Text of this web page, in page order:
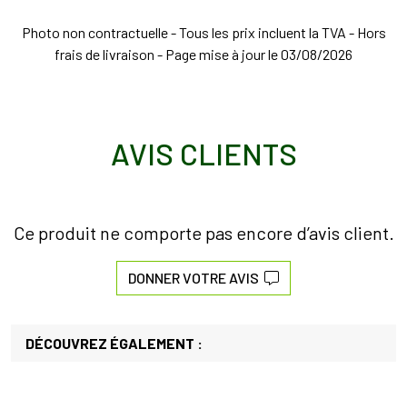
Photo non contractuelle - Tous les prix incluent la TVA - Hors
frais de livraison - Page mise à jour le 03/08/2026
AVIS CLIENTS
Ce produit ne comporte pas encore d’avis client.
DONNER VOTRE AVIS
DÉCOUVREZ ÉGALEMENT :